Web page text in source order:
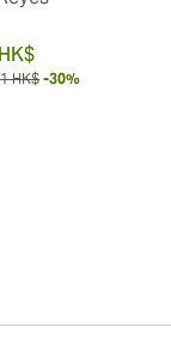
HK$ -30%